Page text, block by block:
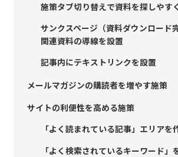
施策タブ切り替えで資料を探しやす
サンクスページ（資料ダウンロード
関連資料の導線を設置
記事内にテキストリンクを設置
メールマガジンの購読者を増やす施策
サイトの利便性を高める施策
「よく読まれている記事」エリアを
「よく検索されているキーワード」